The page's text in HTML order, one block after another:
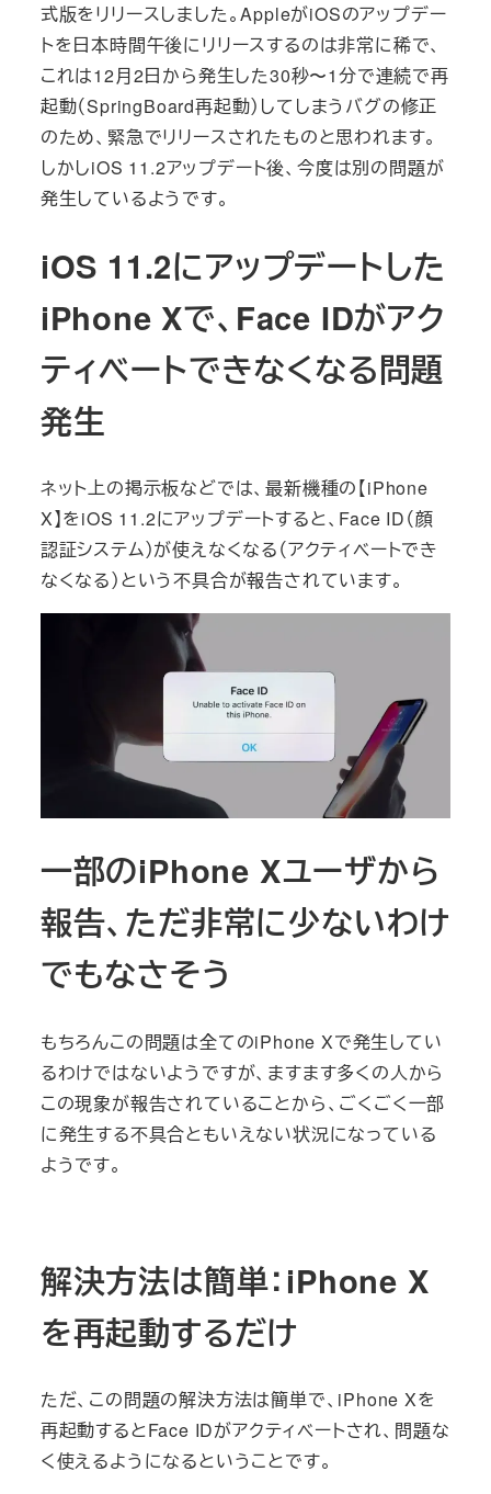
式版をリリースしました。AppleがiOSのアップデー
トを日本時間午後にリリースするのは非常に稀で、
これは12月2日から発生した30秒〜1分で連続で再
起動（SpringBoard再起動）してしまうバグの修正
のため、緊急でリリースされたものと思われます。
しかしiOS 11.2アップデート後、今度は別の問題が
発生しているようです。
iOS 11.2にアップデートした
iPhone Xで、Face IDがアク
ティベートできなくなる問題
発生
ネット上の掲示板などでは、最新機種の【iPhone
X】をiOS 11.2にアップデートすると、Face ID（顔
認証システム）が使えなくなる（アクティベートでき
なくなる）という不具合が報告されています。
一部のiPhone Xユーザから
報告、ただ非常に少ないわけ
でもなさそう
もちろんこの問題は全てのiPhone Xで発生してい
るわけではないようですが、ますます多くの人から
この現象が報告されていることから、ごくごく一部
に発生する不具合ともいえない状況になっている
ようです。
解決方法は簡単：iPhone X
を再起動するだけ
ただ、この問題の解決方法は簡単で、iPhone Xを
再起動するとFace IDがアクティベートされ、問題な
く使えるようになるということです。